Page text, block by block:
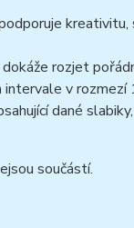
rozjet
v
dané
součástí.